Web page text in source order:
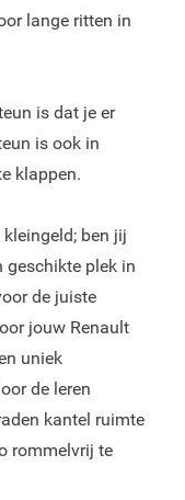
lange ritten in
is dat je er
is ook in
klappen.
ben jij
geschikte plek in
de juiste
jouw Renault
uniek
de leren
kantel ruimte
rommelvrij te